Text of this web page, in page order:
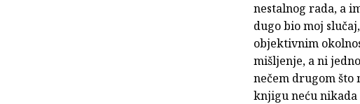
nestalnog rada, a
dugo bio moj
objektivnim
mišljenje, a ni
nečem drugom što
knjigu neću nikada